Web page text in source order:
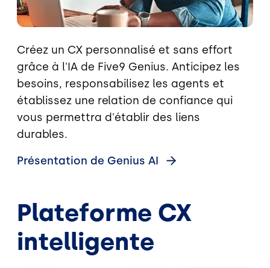
Créez un CX personnalisé et sans effort
grâce à l'IA de Five9 Genius. Anticipez les
besoins, responsabilisez les agents et
établissez une relation de confiance qui
vous permettra d'établir des liens
durables.
Présentation de Genius AI
Plateforme CX
intelligente